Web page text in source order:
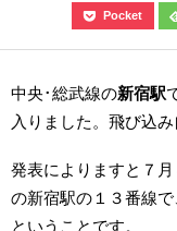
Pocket
中央･総武線の新宿駅
入りました。飛び込み
発表によりますと７
の新宿駅の１３番線
ということです。